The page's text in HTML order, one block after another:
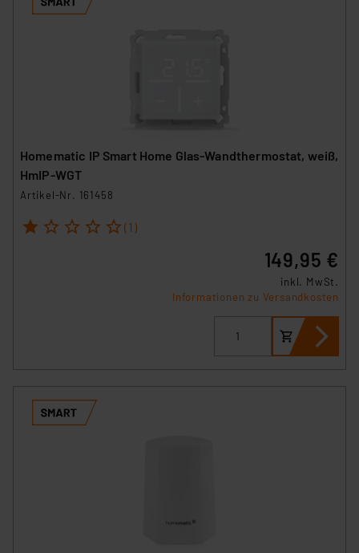
Homematic IP Smart Home Glas-Wandthermostat, weiß,
HmIP-WGT
Artikel-Nr. 161458
1 2 3 4 5 (1)
149,95 €
inkl. MwSt.
Informationen zu Versandkosten